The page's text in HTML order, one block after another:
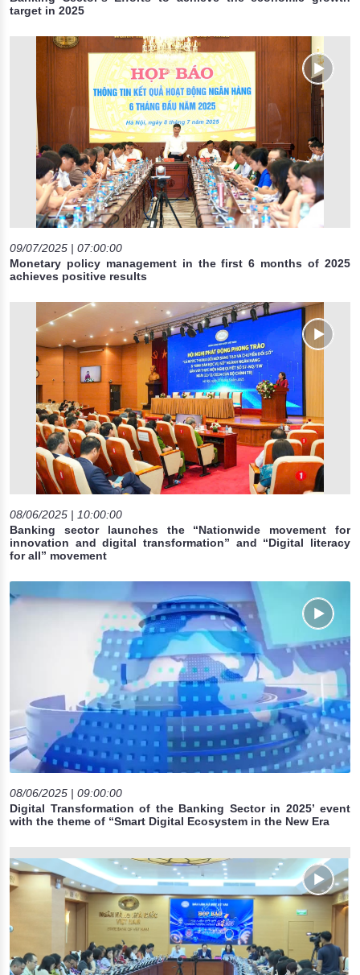
target in 2025
09/07/2025 | 07:00:00
Monetary policy management in the first 6 months of 2025
achieves positive results
08/06/2025 | 10:00:00
Banking sector launches the “Nationwide movement for
innovation and digital transformation” and “Digital literacy
for all” movement
08/06/2025 | 09:00:00
Digital Transformation of the Banking Sector in 2025’ event
with the theme of “Smart Digital Ecosystem in the New Era